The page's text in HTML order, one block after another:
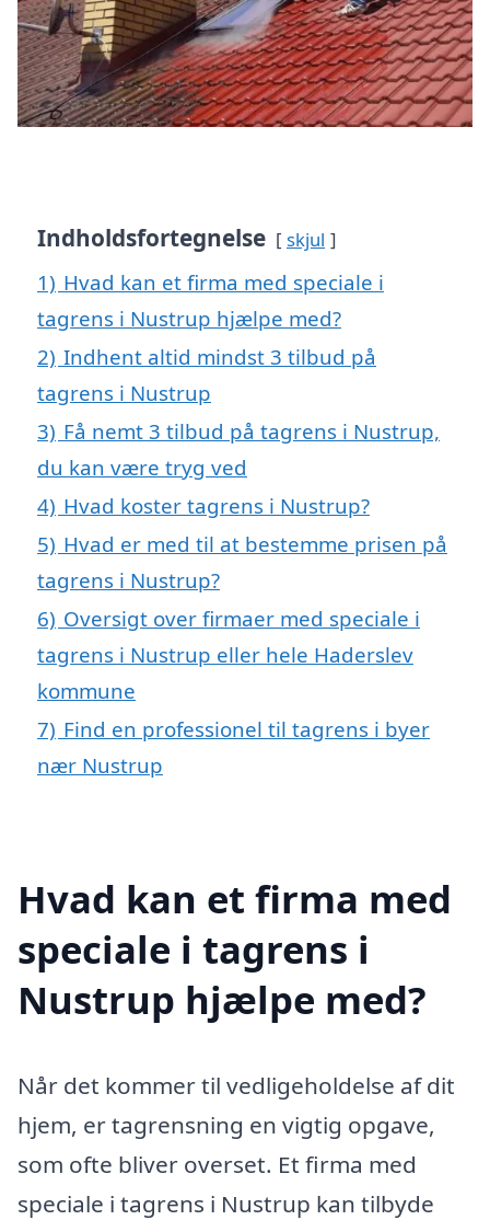
Indholdsfortegnelse skjul
1) Hvad kan et firma med speciale i
tagrens i Nustrup hjælpe med?
2) Indhent altid mindst 3 tilbud på
tagrens i Nustrup
3) Få nemt 3 tilbud på tagrens i Nustrup,
du kan være tryg ved
4) Hvad koster tagrens i Nustrup?
5) Hvad er med til at bestemme prisen på
tagrens i Nustrup?
6) Oversigt over firmaer med speciale i
tagrens i Nustrup eller hele Haderslev
kommune
7) Find en professionel til tagrens i byer
nær Nustrup
Hvad kan et firma med
speciale i tagrens i
Nustrup hjælpe med?
Når det kommer til vedligeholdelse af dit
hjem, er tagrensning en vigtig opgave,
som ofte bliver overset. Et firma med
speciale i tagrens i Nustrup kan tilbyde